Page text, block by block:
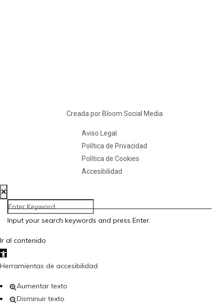
Creada por Bloom Social Media
Aviso Legal
Política de Privacidad
Política de Cookies
Accesibilidad
Input your search keywords and press Enter.
Ir al contenido
Abrir barra de herramientas
Herramientas de accesibilidad
Aumentar texto
Disminuir texto